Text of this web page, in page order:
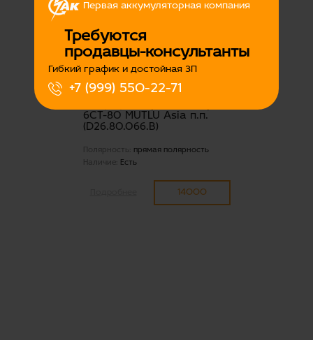
Первая аккумуляторная компания
Требуются
продавцы-консультанты
Гибкий график и достойная ЗП
+7 (999) 550-22-71
6СТ-80 MUTLU Аsia п.п.
(D26.80.066.В)
Полярность:
прямая полярность
Наличие:
Есть
14000